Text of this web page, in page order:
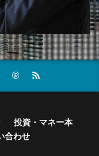
投資・マネー本
合わせ